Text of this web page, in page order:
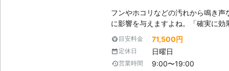
フンやホコリなどの汚れから鳴き
に影響を与えますよね。「確実に
きや、再発にうんざりしていて「
ている」といったとき、株式会社浩生にお任
方法は確実な「追い出し」をおこ
ようサポートしています。効き目
目安料金 71,500円
定休日 日曜日
営業時間 9:00〜19:00